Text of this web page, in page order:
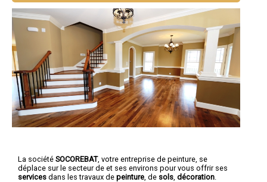
La société SOCOREBAT, votre entreprise de peinture, se
déplace sur le secteur de et ses environs pour vous offrir ses
services dans les travaux de peinture , de sols décoration